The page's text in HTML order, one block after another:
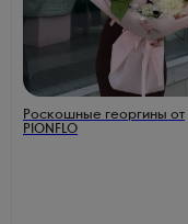
Роскошные георгины от
PIONFLO